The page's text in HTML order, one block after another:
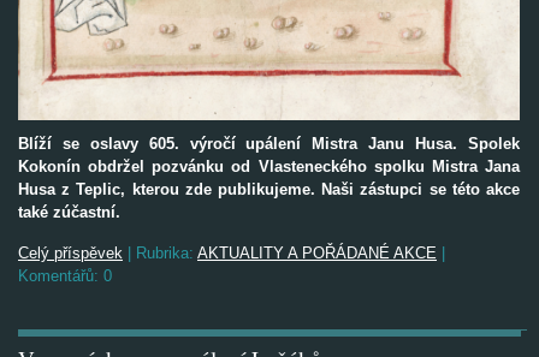
Blíží se oslavy 605. výročí upálení Mistra Janu Husa. Spolek
Kokonín obdržel pozvánku od Vlasteneckého spolku Mistra Jana
Husa z Teplic, kterou zde publikujeme. Naši zástupci se této akce
také zúčastní.
Celý příspěvek | Rubrika: AKTUALITY A POŘÁDANÉ AKCE |
Komentářů: 0